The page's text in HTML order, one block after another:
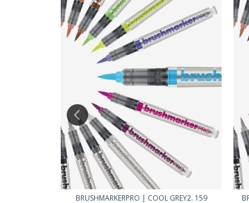
BRUSHMARKERPRO | COOL GREY2. 159